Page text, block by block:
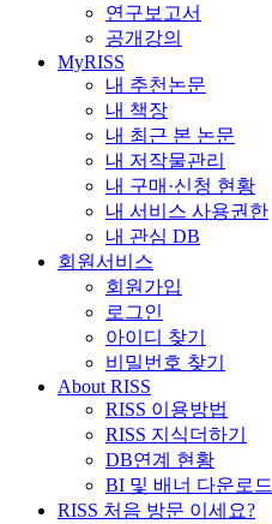
연구보고서
공개강의
MyRISS
내 추천논문
내 책장
내 최근 본 논문
내 저작물관리
내 구매·신청 현황
내 서비스 사용권한
내 관심 DB
회원서비스
회원가입
로그인
아이디 찾기
비밀번호 찾기
About RISS
RISS 이용방법
RISS 지식더하기
DB연계 현황
BI 및 배너 다운로드
RISS 처음 방문 이세요?